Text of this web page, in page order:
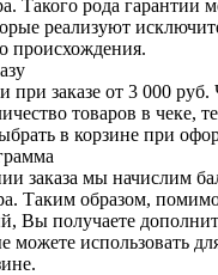
Такого рода гарантии
реализуют
происхождения.
при заказе от 3 000
товаров в чеке,
в корзине при
заказа мы начислим
Таким образом,
Вы получаете
можете использовать